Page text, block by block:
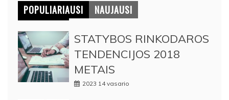
POPULIARIAUSI NAUJAUSI
STATYBOS RINKODAROS
TENDENCIJOS 2018
METAIS
2023 14 vasario